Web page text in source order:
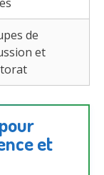
de
et
et